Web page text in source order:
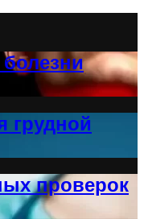
грудной
проверок